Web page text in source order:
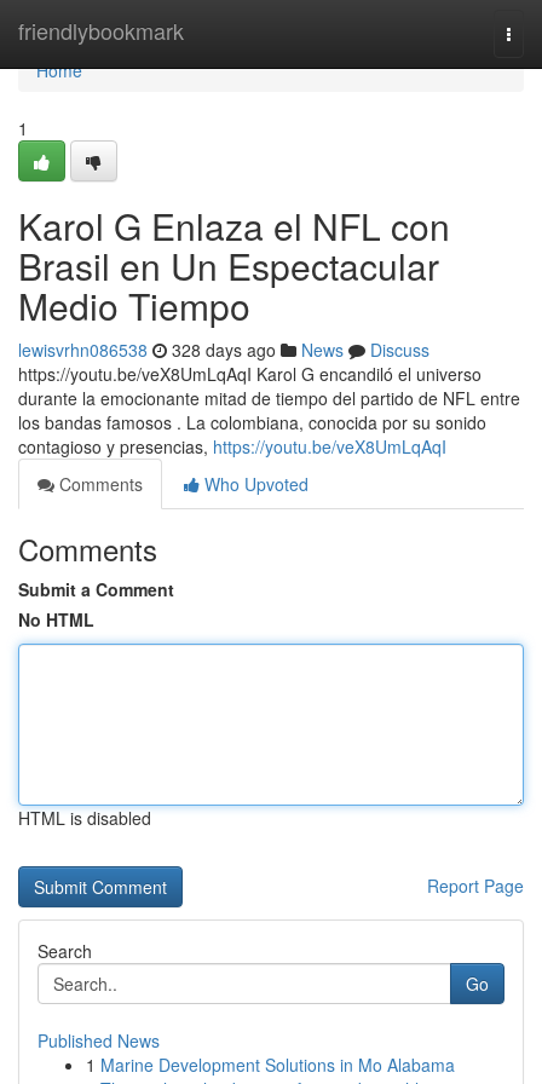
friendlybookmark
Home
Home
1
Karol G Enlaza el NFL con
Brasil en Un Espectacular
Medio Tiempo
lewisvrhn086538 328 days ago News
Discuss
https://youtu.be/veX8UmLqAqI Karol G encandiló el universo
durante la emocionante mitad de tiempo del partido de NFL entre
los bandas famosos . La colombiana, conocida por su sonido
contagioso y presencias, https://youtu.be/veX8UmLqAqI
Comments
Who Upvoted
Comments
Submit a Comment
No HTML
HTML is disabled
Report Page
Search
Go
Published News
1 Marine Development Solutions in Mo Alabama